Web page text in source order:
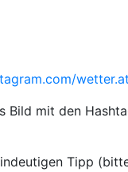
wetter.at
Bild mit den
Tipp